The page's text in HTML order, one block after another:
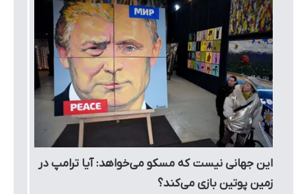
این جهانی نیست که مسکو می‌خواهد: آیا ترامپ در
زمین پوتین بازی می‌کند؟